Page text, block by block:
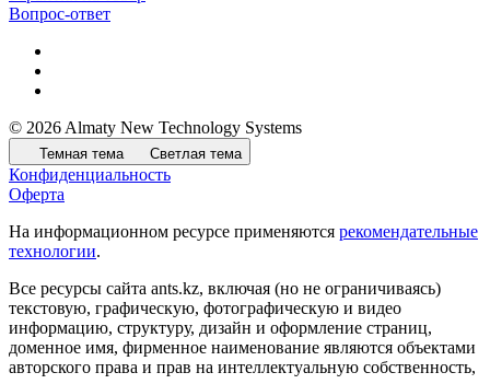
Вопрос-ответ
© 2026 Almaty New Technology Systems
Темная тема Светлая тема
Конфиденциальность
Оферта
На информационном ресурсе применяются рекомендательные
технологии.
Все ресурсы сайта ants.kz, включая (но не ограничиваясь)
текстовую, графическую, фотографическую и видео
информацию, структуру, дизайн и оформление страниц,
доменное имя, фирменное наименование являются объектами
авторского права и прав на интеллектуальную собственность,